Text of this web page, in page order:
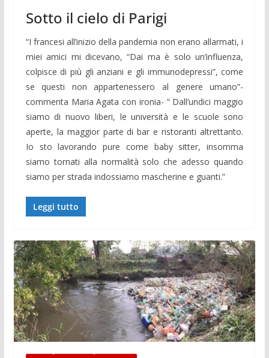
Sotto il cielo di Parigi
“I francesi all’inizio della pandemia non erano allarmati, i
miei amici mi dicevano, “Dai ma è solo un’influenza,
colpisce di più gli anziani e gli immunodepressi”, come
se questi non appartenessero al genere umano”-
commenta Maria Agata con ironia- “ Dall’undici maggio
siamo di nuovo liberi, le università e le scuole sono
aperte, la maggior parte di bar e ristoranti altrettanto.
Io sto lavorando pure come baby sitter, insomma
siamo tornati alla normalità solo che adesso quando
siamo per strada indossiamo mascherine e guanti.”
Leggi tutto